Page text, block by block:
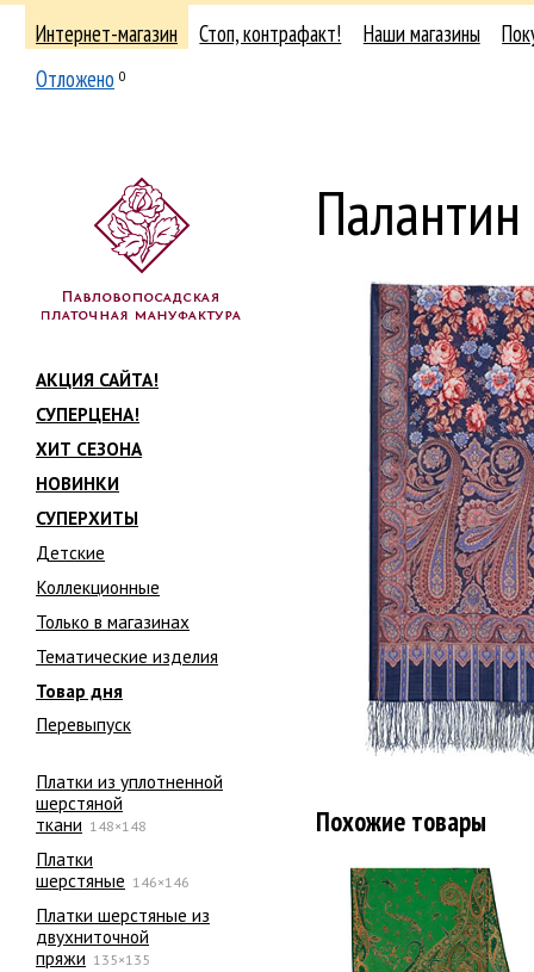
Интернет-магазин Стоп, контрафакт! Наши магазины
Отложено 0
АКЦИЯ САЙТА!
СУПЕРЦЕНА!
ХИТ СЕЗОНА
НОВИНКИ
СУПЕРХИТЫ
Детские
Коллекционные
Только в магазинах
Тематические изделия
Товар дня
Перевыпуск
Платки из уплотненной
шерстяной
ткани 148×148
Платки
шерстяные 146×146
Платки шерстяные из
двухниточной
пряжи 135×135
Похожие товары